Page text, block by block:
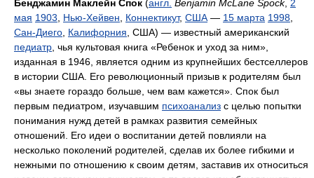
Бе́нджамин Макле́йн Спок (англ. Benjamin McLane Spock, 2
мая 1903 Нью-Хейвен Коннектикут, США — 15 марта 1998
Сан-Диего Калифорния , США) — известный американский
педиатр , чья культовая книга «Ребенок и уход за ним»,
изданная в 1946, является одним из крупнейших бестселлеров
в истории США. Его революционный призыв к родителям был
«вы знаете гораздо больше, чем вам кажется». Спок был
первым педиатром, изучавшим психоанализ с целью попытки
понимания нужд детей в рамках развития семейных
отношений. Его идеи о воспитании детей повлияли на
несколько поколений родителей, сделав их более гибкими и
нежными по отношению к своим детям, заставив их относиться